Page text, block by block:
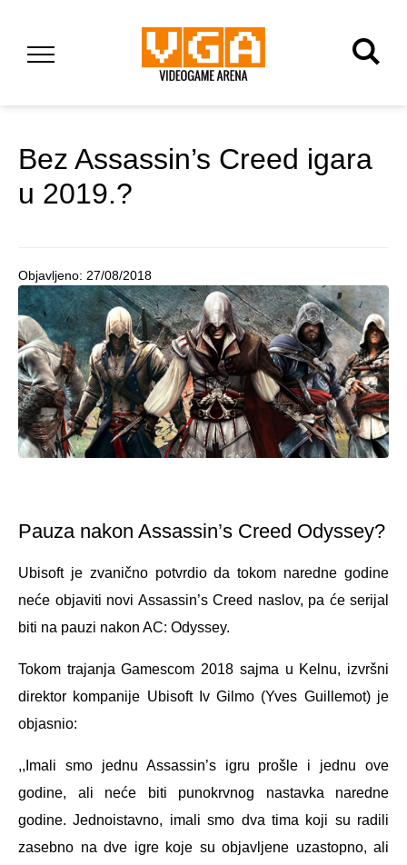
Bez Assassin’s Creed igara
u 2019.?
Objavljeno: 27/08/2018
Pauza nakon Assassin’s Creed Odyssey?
Ubisoft je zvanično potvrdio da tokom naredne godine
neće objaviti novi Assassin’s Creed naslov, pa će serijal
biti na pauzi nakon AC: Odyssey.
Tokom trajanja Gamescom 2018 sajma u Kelnu, izvršni
direktor kompanije Ubisoft Iv Gilmo (Yves Guillemot) je
objasnio:
,,Imali smo jednu Assassin’s igru prošle i jednu ove
godine, ali neće biti punokrvnog nastavka naredne
godine. Jednoistavno, imali smo dva tima koji su radili
zasebno na dve igre koje su objavljene uzastopno, ali